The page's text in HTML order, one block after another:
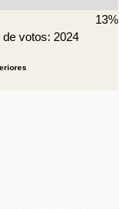
13%
de votos: 2024